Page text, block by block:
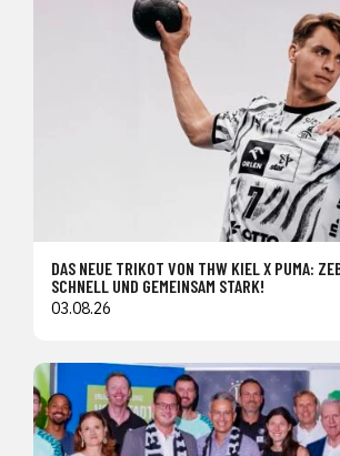
DAS NEUE TRIKOT VON THW KIEL X PUMA:
SCHNELL UND GEMEINSAM STARK!
03.08.26